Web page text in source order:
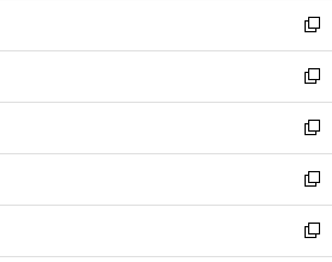
く
で
開
く
い
ウ
ィ
ン
ド
ウ
で
開
く
新
し
い
ウ
ィ
ン
ド
ウ
で
開
新
し
い
ウ
ィ
ン
ド
ウ
新
し
い
ウ
ィ
新
し
い
新